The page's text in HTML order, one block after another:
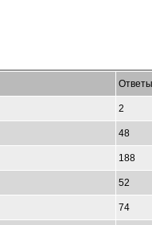
Ответы
2
48
188
52
74